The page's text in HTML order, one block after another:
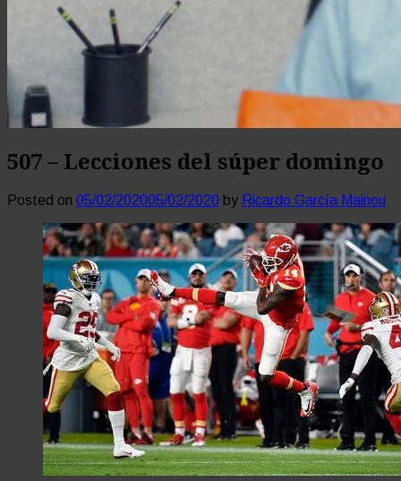
507 – Lecciones del súper domingo
Posted on 05/02/202005/02/2020 by Ricardo García Mainou